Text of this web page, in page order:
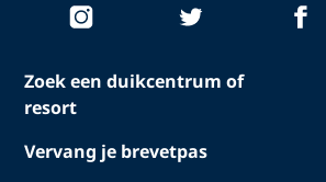
Zoek een duikcentrum of
resort
Vervang je brevetpas